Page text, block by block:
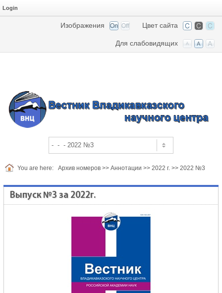
Login
Цвет сайта
Изображения
Для слабовидящих
You are here: Архив номеров >> Аннотации >> 2022 г. >> 2022 №3
Выпуск №3 за 2022г.